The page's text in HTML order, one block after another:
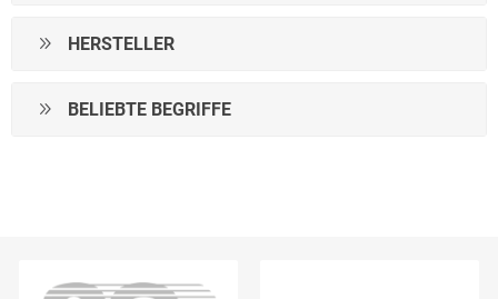
HERSTELLER
BELIEBTE BEGRIFFE